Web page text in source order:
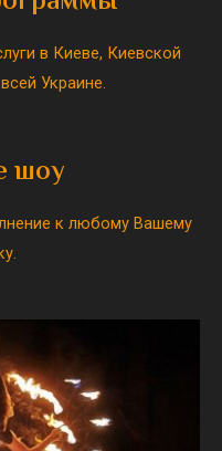
в Киеве, Киевской
Украине.
шоу
к любому Вашему